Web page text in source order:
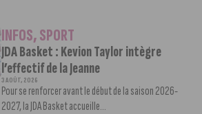
INFOS,SPORT
JDA Basket : Kevion Taylor intègre
l’effectif de la Jeanne
3 AOÛT, 2026
Pour se renforcer avant le début de la saison 2026-
2027, la JDA Basket accueille...